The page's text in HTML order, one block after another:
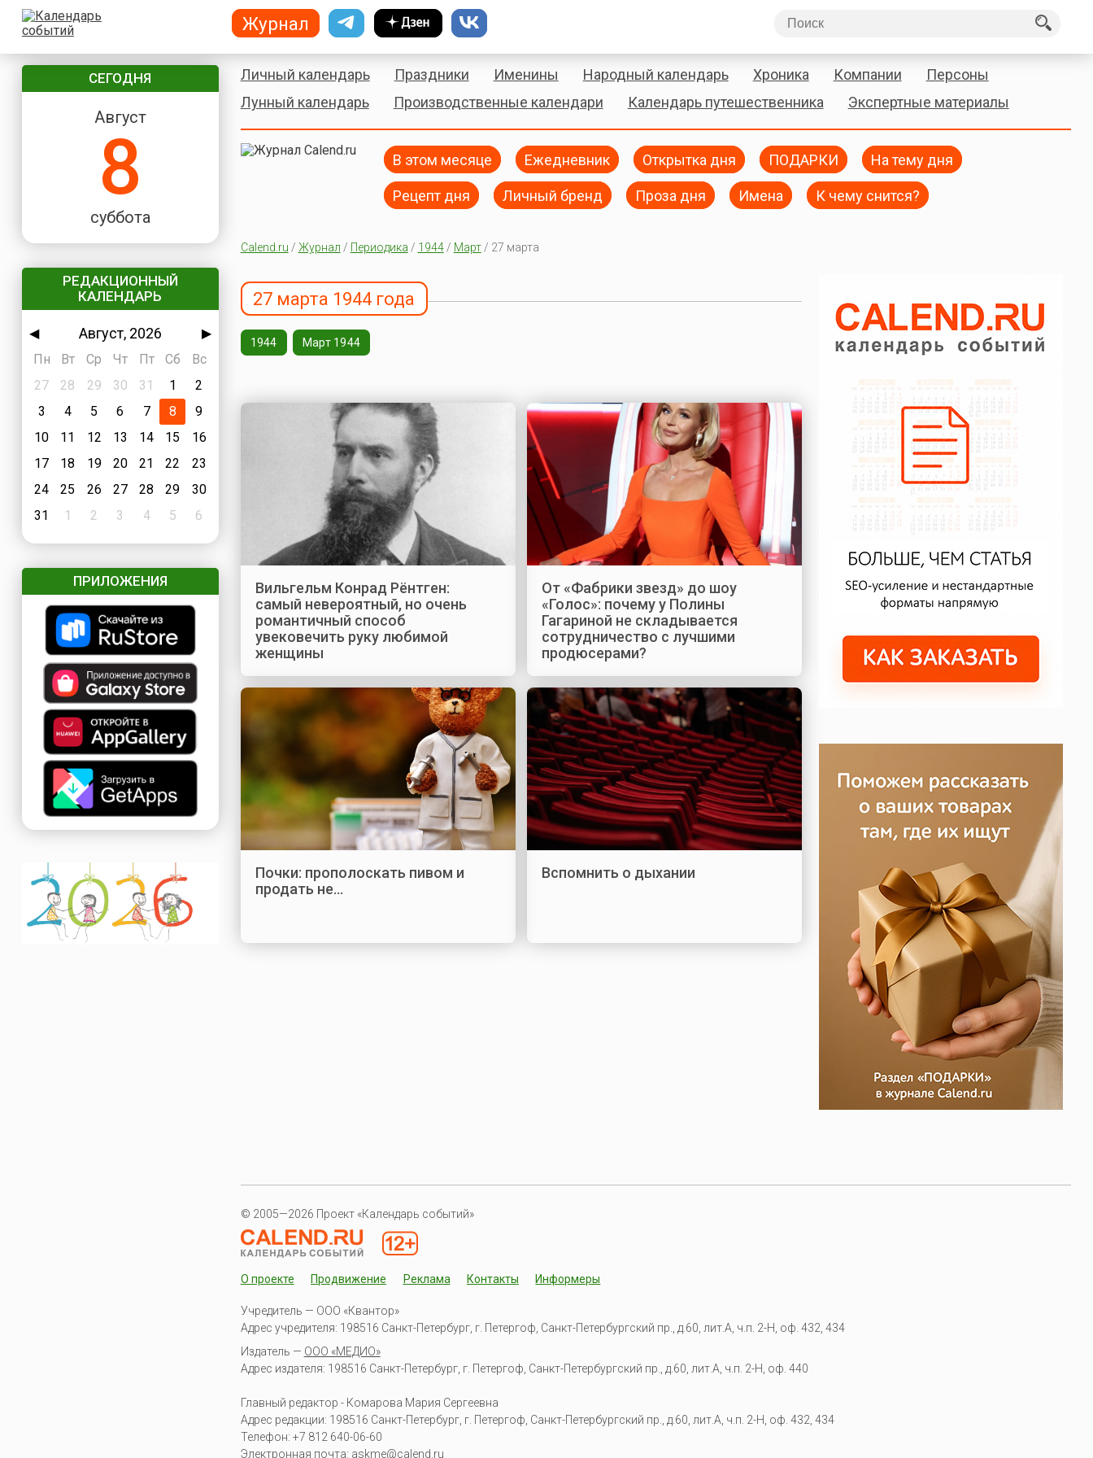
СЕГОДНЯ
Август
8
суббота
РЕДАКЦИОННЫЙ
КАЛЕНДАРЬ
◀ Август, 2026
▶
Пн
Вт Ср Чт Пт Сб
Вс
27
28 29 30 31 1
2
3
4 5 6 7 8
9
10
11 12 13 14 15
16
17
18 19 20 21 22
23
24
25 26 27 28 29
30
31
1 2 3 4 5 6
ПРИЛОЖЕНИЯ
Личный календарь Праздники Именины Народный календарь Хроника Компании
Персоны
Лунный календарь
Производственные календари Календарь путешественника Экспертные материалы
В этом месяце Ежедневник Открытка дня ПОДАРКИ На тему дня
Рецепт дня Личный бренд Проза дня Имена К чему снится?
Calend.ru / Журнал / Периодика / 1944/ Март/ 27 марта
27 марта 1944 года
1944 Март 1944
Вильгельм Конрад Рёнтген:
самый невероятный, но очень
романтичный способ
увековечить руку любимой
женщины
От «Фабрики звезд» до шоу
«Голос»: почему у Полины
Гагариной не складывается
сотрудничество с лучшими
продюсерами?
Почки: прополоскать пивом и
продать не…
Вспомнить о дыхании
© 2005—2026 Проект «Календарь событий»
О проекте Продвижение Реклама Контакты Информеры
Учредитель — ООО «Квантор»
Адрес учредителя: 198516 Санкт-Петербург, г. Петергоф, Санкт-Петербургский пр., д.60, лит.А, ч.п. 2-Н, оф. 432, 434
Издатель — ООО «МЕДИО»
Адрес издателя: 198516 Санкт-Петербург, г. Петергоф, Санкт-Петербургский пр., д.60, лит.А, ч.п. 2-Н, оф. 440
Главный редактор - Комарова Мария Сергеевна
Адрес редакции: 198516 Санкт-Петербург, г. Петергоф, Санкт-Петербургский пр., д.60, лит.А, ч.п. 2-Н, оф. 432, 434
Телефон: +7 812 640-06-60
Электронная почта: askme@calend.ru
Журнал